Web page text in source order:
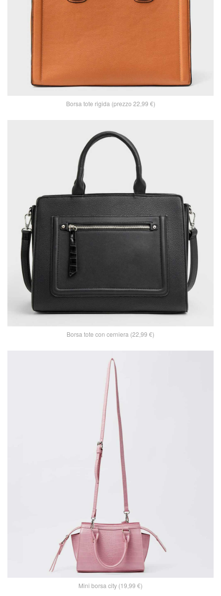
Borsa tote rigida (prezzo 22,99 €)
Borsa tote con cerniera (22,99 €)
Mini borsa city (19,99 €)